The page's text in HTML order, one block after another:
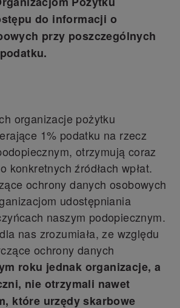
do informacji o
przy poszczególnych
organizacje pożytku
1% podatku na rzecz
otrzymują coraz
konkretnych źródłach wpłat.
ochrony danych osobowych
udostępniania
naszym podopiecznym.
nas zrozumiała, ze względu
ochrony danych
roku jednak organizacje, a
nie otrzymali nawet
które urzędy skarbowe